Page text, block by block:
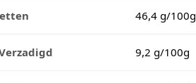
46,4 g/100g
9,2 g/100g